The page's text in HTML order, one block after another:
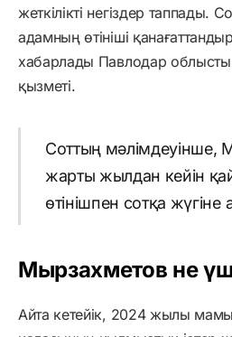
жеткілікті негіздер таппады.
адамның өтініші
хабарлады Павлодар
қызметі.
Соттың мәлімдеуінше,
жарты жылдан кейін
өтінішпен сотқа жүгіне
Мырзахметов не
Айта кетейік, 2024 жылы